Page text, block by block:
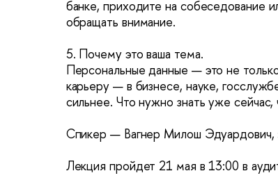
банке, приходите на собеседование
обращать внимание.
5. Почему это ваша тема.
Персональные данные — это не
карьеру — в бизнесе, науке,
сильнее. Что нужно знать уже
Спикер — Вагнер Милош Эдуардович,
Лекция пройдет 21 мая в 13:00 в